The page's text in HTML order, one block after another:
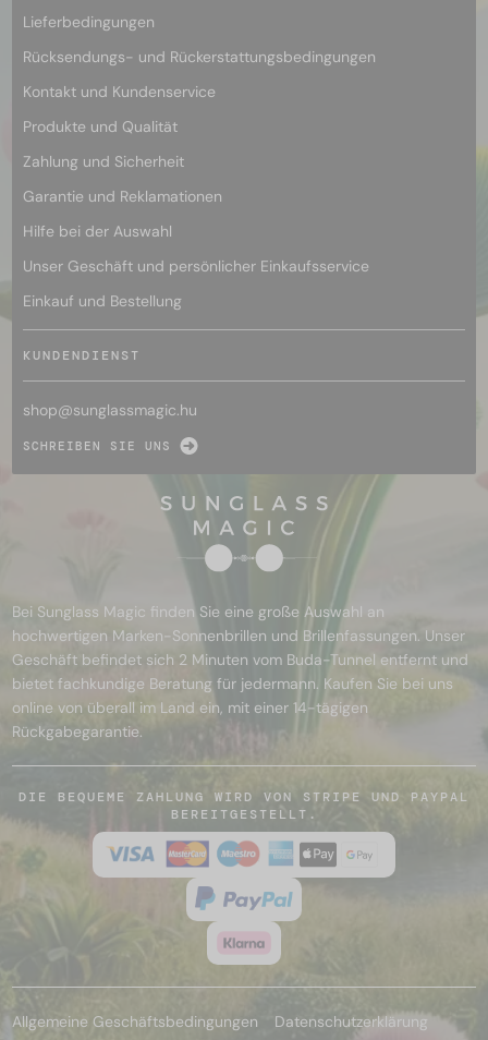
Lieferbedingungen
Rücksendungs- und Rückerstattungsbedingungen
Kontakt und Kundenservice
Produkte und Qualität
Zahlung und Sicherheit
Garantie und Reklamationen
Hilfe bei der Auswahl
Unser Geschäft und persönlicher Einkaufsservice
Einkauf und Bestellung
KUNDENDIENST
shop@sunglassmagic.hu
SCHREIBEN SIE UNS
Bei Sunglass Magic finden Sie eine große Auswahl an
hochwertigen Marken-Sonnenbrillen und Brillenfassungen. Unser
Geschäft befindet sich 2 Minuten vom Buda-Tunnel entfernt und
bietet fachkundige Beratung für jedermann. Kaufen Sie bei uns
online von überall im Land ein, mit einer 14-tägigen
Rückgabegarantie.
DIE BEQUEME ZAHLUNG WIRD VON STRIPE UND PAYPAL
BEREITGESTELLT.
Allgemeine Geschäftsbedingungen
Datenschutzerklärung